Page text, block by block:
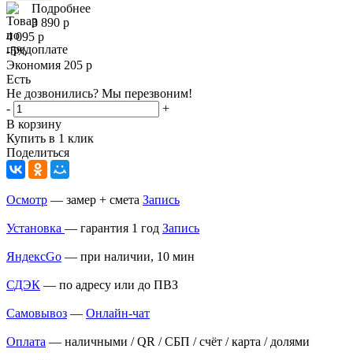
Подробнее
3 890 р
4 095 р
-5%
Экономия 205 р
Есть
Не дозвонились? Мы перезвоним!
-
+
В корзину
Купить в 1 клик
Поделиться
Осмотр — замер + смета Запись
Установка — гарантия 1 год Запись
ЯндексGo — при наличии, 10 мин
СДЭК — по адресу или до ПВЗ
Самовывоз — Онлайн-чат
Оплата — наличными / QR / СБП / счёт / карта / долями